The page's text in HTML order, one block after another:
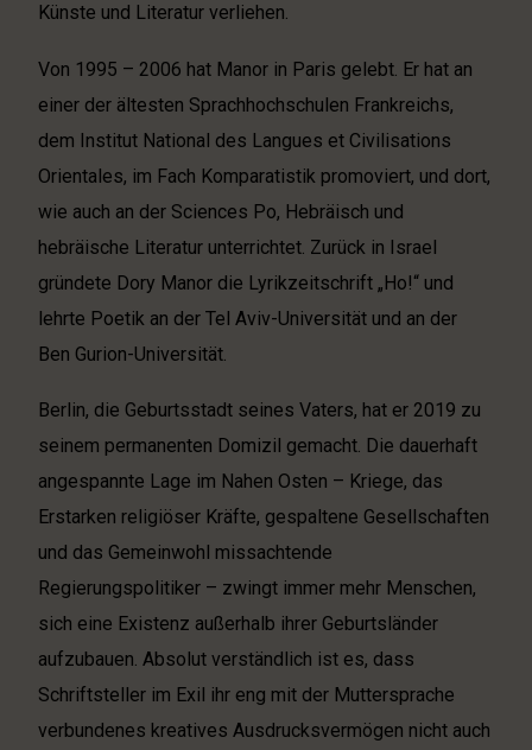
Künste und Literatur verliehen.
Von 1995 – 2006 hat Manor in Paris gelebt. Er hat an
einer der ältesten Sprachhochschulen Frankreichs,
dem Institut National des Langues et Civilisations
Orientales, im Fach Komparatistik promoviert, und dort,
wie auch an der Sciences Po, Hebräisch und
hebräische Literatur unterrichtet. Zurück in Israel
gründete Dory Manor die Lyrikzeitschrift „Ho!“ und
lehrte Poetik an der Tel Aviv-Universität und an der
Ben Gurion-Universität.
Berlin, die Geburtsstadt seines Vaters, hat er 2019 zu
seinem permanenten Domizil gemacht. Die dauerhaft
angespannte Lage im Nahen Osten – Kriege, das
Erstarken religiöser Kräfte, gespaltene Gesellschaften
und das Gemeinwohl missachtende
Regierungspolitiker – zwingt immer mehr Menschen,
sich eine Existenz außerhalb ihrer Geburtsländer
aufzubauen. Absolut verständlich ist es, dass
Schriftsteller im Exil ihr eng mit der Muttersprache
verbundenes kreatives Ausdrucksvermögen nicht auch